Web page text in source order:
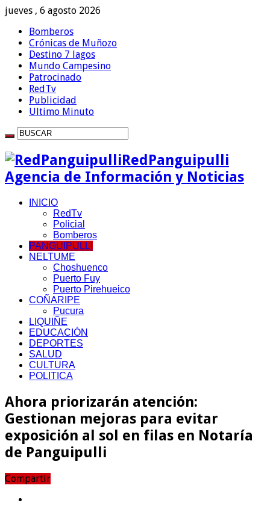
jueves , 6 agosto 2026
Bomberos
Crónicas de Muñozo
Destino 7 lagos
Mundo Campesino
Patrocinado
RedTv
Publicidad
Ultimo Minuto
RedPanguipulli
Agencia de Información y Noticias
INICIO
RedTv
Policial
Bomberos
PANGUIPULLI
NELTUME
Choshuenco
Puerto Fuy
Puerto Pirehueico
COÑARIPE
Pucura
LIQUIÑE
EDUCACIÓN
DEPORTES
SALUD
CULTURA
POLITICA
Ahora priorizarán atención:
Gestionan mejoras para evitar
exposición al sol en filas en Notaría
de Panguipulli
Compartir